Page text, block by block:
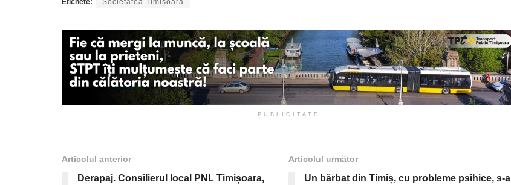
Etichete: Societatea Timișoara
PUBLICITATE
Articolul anterior
Derapaj. Consilierul local PNL Timișoara,
Articolul următor
Un bărbat din Timiș, cu probleme psihice, s-a